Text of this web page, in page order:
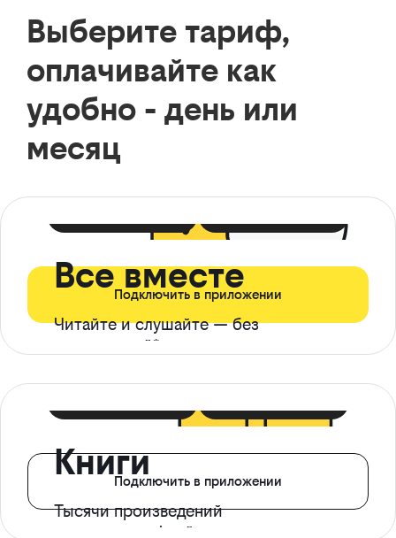
Выберите тариф,
оплачивайте как
удобно - день или
месяц
Все вместе
Читайте и слушайте — без
ограничений*
Подключить в приложении
Книги
Тысячи произведений
с доступом офлайн
Подключить в приложении